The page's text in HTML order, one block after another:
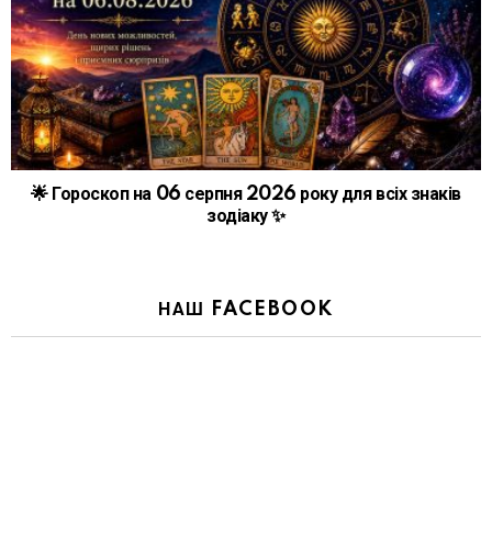
🌟 Гороскоп на 06 серпня 2026 року для всіх знаків
зодіаку ✨
НАШ FACEBOOK